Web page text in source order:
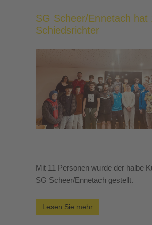
SG Scheer/Ennetach hat
Schiedsrichter
Mit 11 Personen wurde der halbe
SG Scheer/Ennetach gestellt.
Lesen Sie mehr